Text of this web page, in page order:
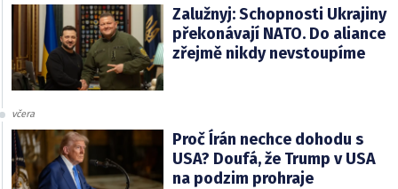
Zalužnyj: Schopnosti Ukrajiny
překonávají NATO. Do aliance
zřejmě nikdy nevstoupíme
včera
Proč Írán nechce dohodu s
USA? Doufá, že Trump v USA
na podzim prohraje